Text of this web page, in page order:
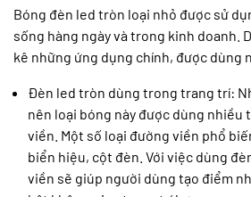
Bóng đèn led tròn loại nhỏ được sử
sống hàng ngày và trong kinh doanh.
kê những ứng dụng chính, được dùng
Đèn led tròn dùng trong trang trí:
nên loại bóng này được dùng
viền. Một số loại đường viền phổ
biển hiệu, cột đèn. Với việc dùng
viền sẽ giúp người dùng tạo điểm